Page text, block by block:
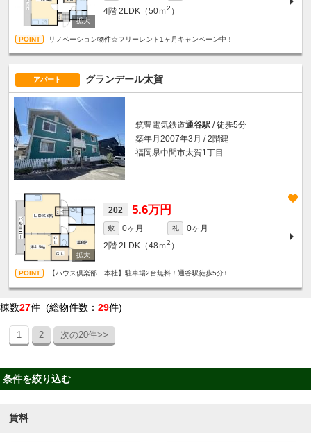
4階 2LDK（50ｍ2 ）
リノベーション物件☆フリーレント1ヶ月キャンペーン中！
アパート グランデール太賀
筑豊電気鉄道通谷駅 / 徒歩5分
築年月2007年3月 / 2階建
福岡県中間市太賀1丁目
202 5.6万円
敷 0ヶ月 礼
0ヶ月
2階 2LDK（48ｍ2 ）
【ハウス倶楽部 本社】駐車場2台無料！通谷駅徒歩5分♪
棟数27件 (総物件数： 29件)
1 2 次の20件>>
条件を絞り込む
賃料